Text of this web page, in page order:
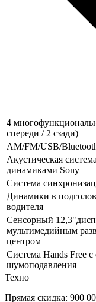
4
спереди / 2 сзади)
AM/FM/USB/
Акустическая
динамиками Sony
Система
Динамики в
водителя
Сенсорный
мультимедийным
центром
Система Hands Free
шумоподавления
Техно
Прямая скидка: 900